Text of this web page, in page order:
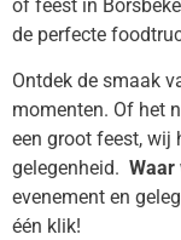
of feest in
de perfecte
Ontdek de smaak
momenten. Of het
een groot feest, wij
gelegenheid. Waar
evenement en
één klik!